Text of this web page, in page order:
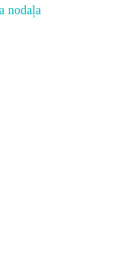
nodaļa